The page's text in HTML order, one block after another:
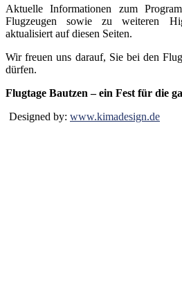
Aktuelle Informationen zum
Flugzeugen sowie zu weiteren
aktualisiert auf diesen Seiten.
Wir freuen uns darauf, Sie bei den
dürfen.
Flugtage Bautzen – ein Fest für die
Designed by: www.kimadesign.de